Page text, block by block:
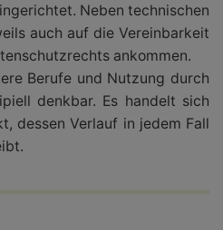
Neben technischen
auch auf die Vereinbarkeit
ankommen.
Berufe und Nutzung durch
denkbar. Es handelt sich
dessen Verlauf in jedem Fall